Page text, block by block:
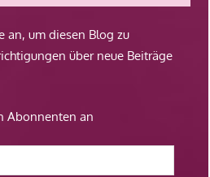
an, um diesen Blog zu
über neue Beiträge
Abonnenten an